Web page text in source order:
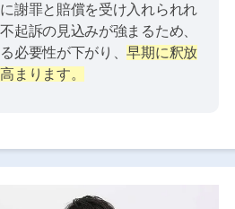
謝罪と賠償を受け入れられれ
起訴の見込みが強まるため、
必要性が下がり、早期に釈放
まります。